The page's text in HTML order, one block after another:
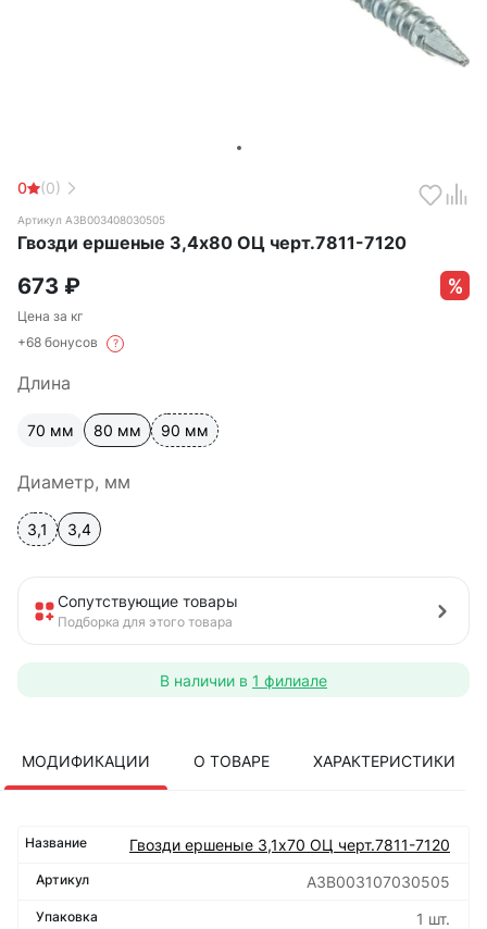
0 (0)
Артикул А3В003408030505
Гвозди ершеные 3,4х80 ОЦ черт.7811-7120
673 ₽
Цена за кг
+68 бонусов
?
Длина
70 мм 80 мм 90 мм
Диаметр, мм
3,1 3,4
Сопутствующие товары
Подборка для этого товара
В наличии в 1 филиале
МОДИФИКАЦИИ О ТОВАРЕ ХАРАКТЕРИСТИКИ
Гвозди ершеные 3,1х70 ОЦ черт.7811-7120
А3В003107030505
1 шт.